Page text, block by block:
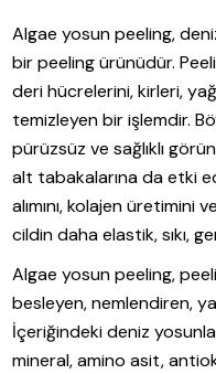
Algae yosun peeling,
bir peeling ürünüdür.
deri hücrelerini, kirleri,
temizleyen bir işlemdir.
pürüzsüz ve sağlıklı
alt tabakalarına da etki
alımını, kolajen üretimini
cildin daha elastik, sıkı,
Algae yosun peeling,
besleyen, nemlendiren,
İçeriğindeki deniz
mineral, amino asit,